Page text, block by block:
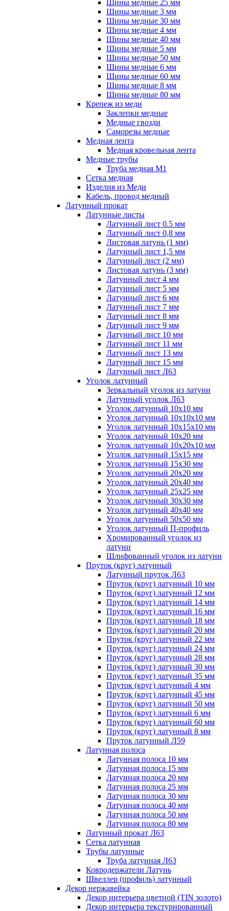
Шины медные 25 мм
Шины медные 3 мм
Шины медные 30 мм
Шины медные 4 мм
Шины медные 40 мм
Шины медные 5 мм
Шины медные 50 мм
Шины медные 6 мм
Шины медные 60 мм
Шины медные 8 мм
Шины медные 80 мм
Крепеж из меди
Заклепки медные
Медные гвозди
Саморезы медные
Медная лента
Медная кровельная лента
Медные трубы
Труба медная М1
Сетка медная
Изделия из Меди
Кабель, провод медный
Латунный прокат
Латунные листы
Латунный лист 0.5 мм
Латунный лист 0,8 мм
Листовая латунь (1 мм)
Латунный лист 1,5 мм
Латунный лист (2 мм)
Листовая латунь (3 мм)
Латунный лист 4 мм
Латунный лист 5 мм
Латунный лист 6 мм
Латунный лист 7 мм
Латунный лист 8 мм
Латунный лист 9 мм
Латунный лист 10 мм
Латунный лист 11 мм
Латунный лист 13 мм
Латунный лист 15 мм
Латунный лист Л63
Уголок латунный
Зеркальный уголок из латуни
Латунный уголок Л63
Уголок латунный 10x10 мм
Уголок латунный 10x10x10 мм
Уголок латунный 10x15x10 мм
Уголок латунный 10x20 мм
Уголок латунный 10x20x10 мм
Уголок латунный 15x15 мм
Уголок латунный 15x30 мм
Уголок латунный 20x20 мм
Уголок латунный 20x40 мм
Уголок латунный 25x25 мм
Уголок латунный 30x30 мм
Уголок латунный 40x40 мм
Уголок латунный 50x50 мм
Уголок латунный П-профиль
Хромированный уголок из
латуни
Шлифованный уголок из латуни
Пруток (круг) латунный
Латунный пруток Л63
Пруток (круг) латунный 10 мм
Пруток (круг) латунный 12 мм
Пруток (круг) латунный 14 мм
Пруток (круг) латунный 16 мм
Пруток (круг) латунный 18 мм
Пруток (круг) латунный 20 мм
Пруток (круг) латунный 22 мм
Пруток (круг) латунный 24 мм
Пруток (круг) латунный 28 мм
Пруток (круг) латунный 30 мм
Пруток (круг) латунный 35 мм
Пруток (круг) латунный 4 мм
Пруток (круг) латунный 45 мм
Пруток (круг) латунный 50 мм
Пруток (круг) латунный 6 мм
Пруток (круг) латунный 60 мм
Пруток (круг) латунный 8 мм
Пруток латунный Л59
Латунная полоса
Латунная полоса 10 мм
Латунная полоса 15 мм
Латунная полоса 20 мм
Латунная полоса 25 мм
Латунная полоса 30 мм
Латунная полоса 40 мм
Латунная полоса 50 мм
Латунная полоса 80 мм
Латунный прокат Л63
Сетка латунная
Трубы латунные
Труба латунная Л63
Ковродержатели Латунь
Швеллер (профиль) латунный
Декор нержавейка
Декор интерьера цветной (TIN золото)
Декор интерьера текстурированный